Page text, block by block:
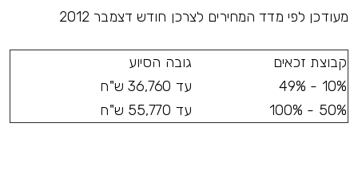
מעודכן לפי מדד המחירים לצרכן חודש דצמבר 2012
קבוצת זכאים
גובה הסיוע
10% - 49%
עד 36,760 ש"ח
50% - 100%
עד 55,770 ש"ח